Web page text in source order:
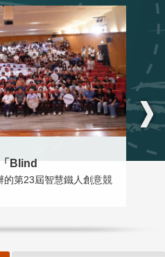
Blind
的第23屆智慧鐵人創意競